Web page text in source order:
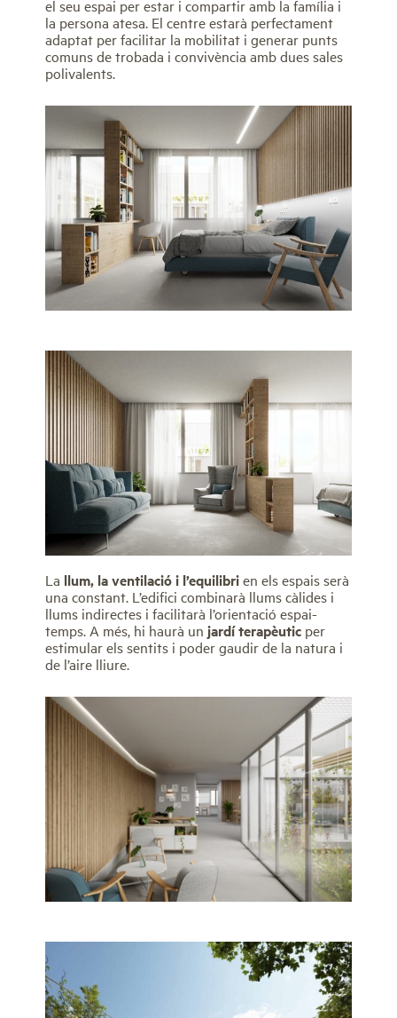
el seu espai per estar i compartir amb la família i
la persona atesa. El centre estarà perfectament
adaptat per facilitar la mobilitat i generar punts
comuns de trobada i convivència amb dues sales
polivalents.
La llum, la ventilació i l’equilibrien els espais serà
una constant. L’edifici combinarà llums càlides i
llums indirectes i facilitarà l’orientació espai-
temps. A més, hi haurà un jardí terapèutic per
estimular els sentits i poder gaudir de la natura i
de l’aire lliure.